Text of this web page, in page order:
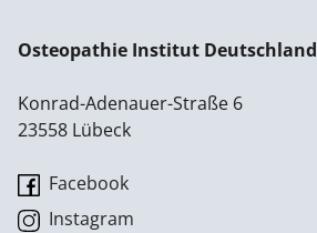
Osteopathie Institut Deutschland
Konrad-Adenauer-Straße 6
23558 Lübeck
Facebook
Instagram